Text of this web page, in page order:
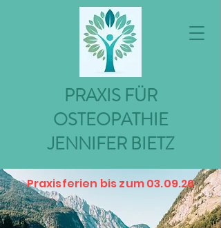
PRAXIS FÜR
OSTEOPATHIE
JENNIFER BIETZ
Praxisferien bis zum 03.09.26